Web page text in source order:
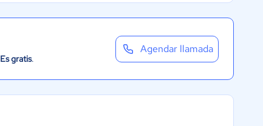
Es gratis.
Agendar llamada